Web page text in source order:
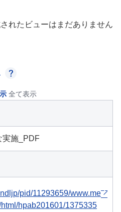
れたビューはまだありません
全て表示
施_PDF
pid/11293659/www.me
hpab201601/1375335